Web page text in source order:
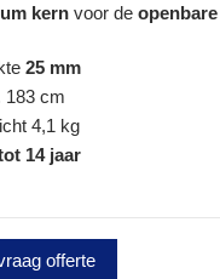
kern voor de
25 mm
183 cm
4,1 kg
14 jaar
offerte